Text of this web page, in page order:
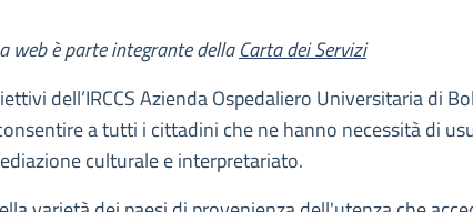
web è parte integrante dellaCarta dei Servizi
dell’IRCCS Azienda Ospedaliero Universitaria di
a tutti i cittadini che ne hanno necessità di
culturale e interpretariato.